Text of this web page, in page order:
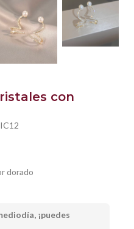
con
dorado
¡puedes